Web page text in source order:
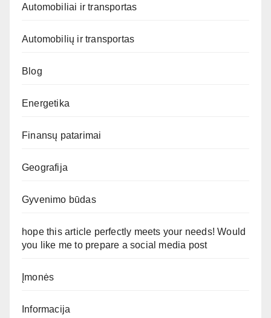
Automobiliai ir transportas
Automobilių ir transportas
Blog
Energetika
Finansų patarimai
Geografija
Gyvenimo būdas
hope this article perfectly meets your needs! Would
you like me to prepare a social media post
Įmonės
Informacija